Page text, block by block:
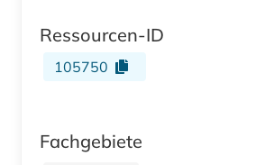
Ressourcen-ID
105750
Fachgebiete